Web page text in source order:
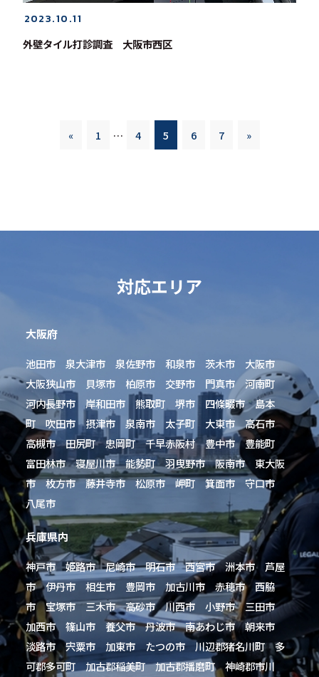
2023.10.11
外壁タイル打診調査 大阪市西区
« 1 … 4 5 6 7 »
対応エリア
大阪府
池田市 泉大津市 泉佐野市 和泉市 茨木市 大阪市
大阪狭山市 貝塚市 柏原市 交野市 門真市 河南町
河内長野市 岸和田市 熊取町 堺市 四條畷市 島本
町 吹田市 摂津市 泉南市 太子町 大東市 高石市
高槻市 田尻町 忠岡町 千早赤阪村 豊中市 豊能町
富田林市 寝屋川市 能勢町 羽曳野市 阪南市 東大阪
市 枚方市 藤井寺市 松原市 岬町 箕面市 守口市
八尾市
兵庫県内
神戸市 姫路市 尼崎市 明石市 西宮市 洲本市 芦屋
市 伊丹市 相生市 豊岡市 加古川市 赤穂市 西脇
市 宝塚市 三木市 高砂市 川西市 小野市 三田市
加西市 篠山市 養父市 丹波市 南あわじ市 朝来市
淡路市 宍粟市 加東市 たつの市 川辺郡猪名川町 多
可郡多可町 加古郡稲美町 加古郡播磨町 神崎郡市川